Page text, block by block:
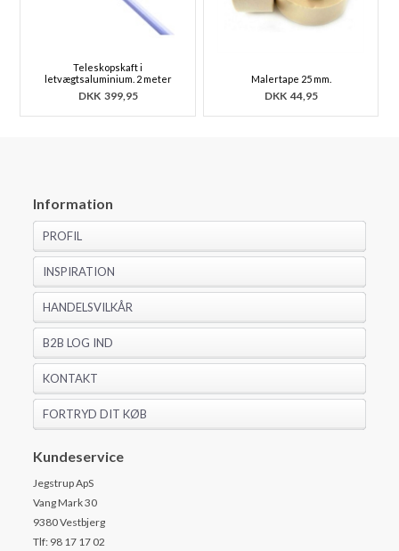
Teleskopskaft i
letvægtsaluminium. 2 meter
DKK 399,95
Malertape 25 mm.
DKK44,95
Information
PROFIL
INSPIRATION
HANDELSVILKÅR
B2B LOG IND
KONTAKT
FORTRYD DIT KØB
Kundeservice
Jegstrup ApS
Vang Mark 30
9380 Vestbjerg
Tlf: 98 17 17 02